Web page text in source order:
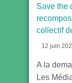
Save the
collectif
12 juin
A la
Les